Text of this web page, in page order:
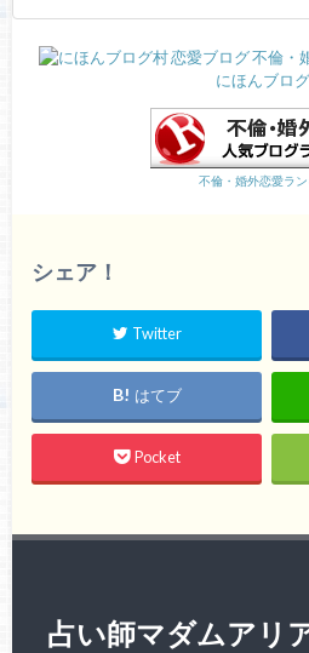
にほんブロ
不倫・婚外恋愛ラ
シェア！
Twitter
はてブ
Pocket
占い師マダムアリ